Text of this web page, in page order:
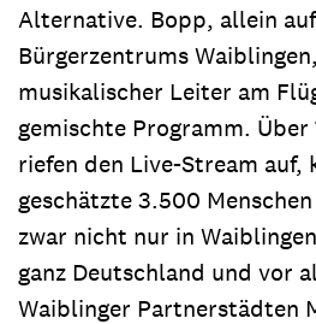
Alternative. Bopp, allein
Bürgerzentrums
musikalischer Leiter am
gemischte Programm.
riefen den Live-Stream auf,
geschätzte 3.500
zwar nicht nur in
ganz Deutschland und vor
Waiblinger Partnerstädten